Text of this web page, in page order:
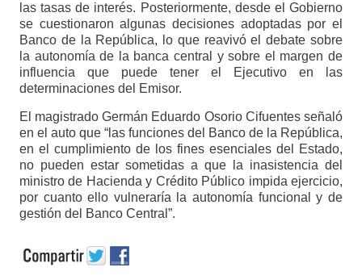
las tasas de interés. Posteriormente, desde el Gobierno
se cuestionaron algunas decisiones adoptadas por el
Banco de la República, lo que reavivó el debate sobre
la autonomía de la banca central y sobre el margen de
influencia que puede tener el Ejecutivo en las
determinaciones del Emisor.
El magistrado Germán Eduardo Osorio Cifuentes señaló
en el auto que “las funciones del Banco de la República,
en el cumplimiento de los fines esenciales del Estado,
no pueden estar sometidas a que la inasistencia del
ministro de Hacienda y Crédito Público impida ejercicio,
por cuanto ello vulneraría la autonomía funcional y de
gestión del Banco Central”.